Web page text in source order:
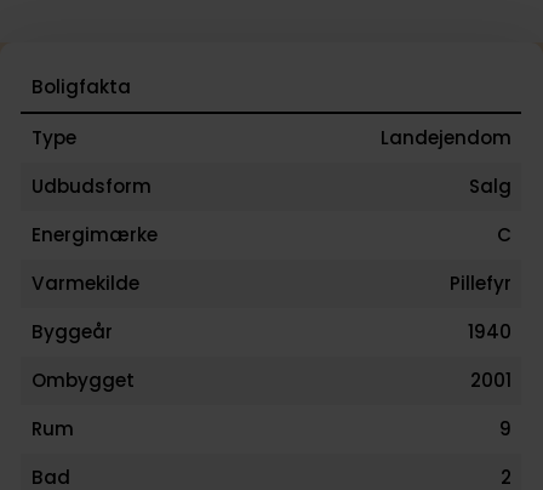
Boligfakta
Type
Landejendom
Udbudsform
Salg
Energimærke
C
Varmekilde
Pillefyr
Byggeår
1940
Ombygget
2001
Rum
9
Bad
2